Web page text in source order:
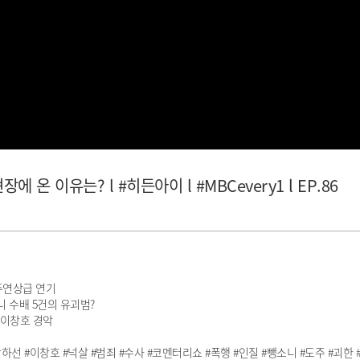
에 온 이유는? l #히든아이 l #MBCevery1 l EP.86
상급 연기
수배 5건의 유괴범?
창호 경악
#이창호 #넉살 #범죄 #수사 #코멘터리쇼 #폭행 #인질 #뺑소니 #도주 #괴한